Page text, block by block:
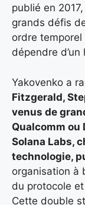
publié en
grands défis
ordre
dépendre
Yakovenko a
Fitzgerald,
venus de
Qualcomm ou
Solana Labs,
technologie,
organisation à
du protocole
Cette double